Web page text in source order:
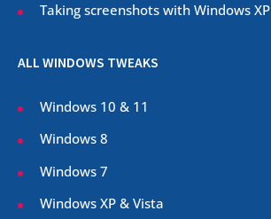
Taking screenshots with Windows XP
ALL WINDOWS TWEAKS
Windows 10 & 11
Windows 8
Windows 7
Windows XP & Vista